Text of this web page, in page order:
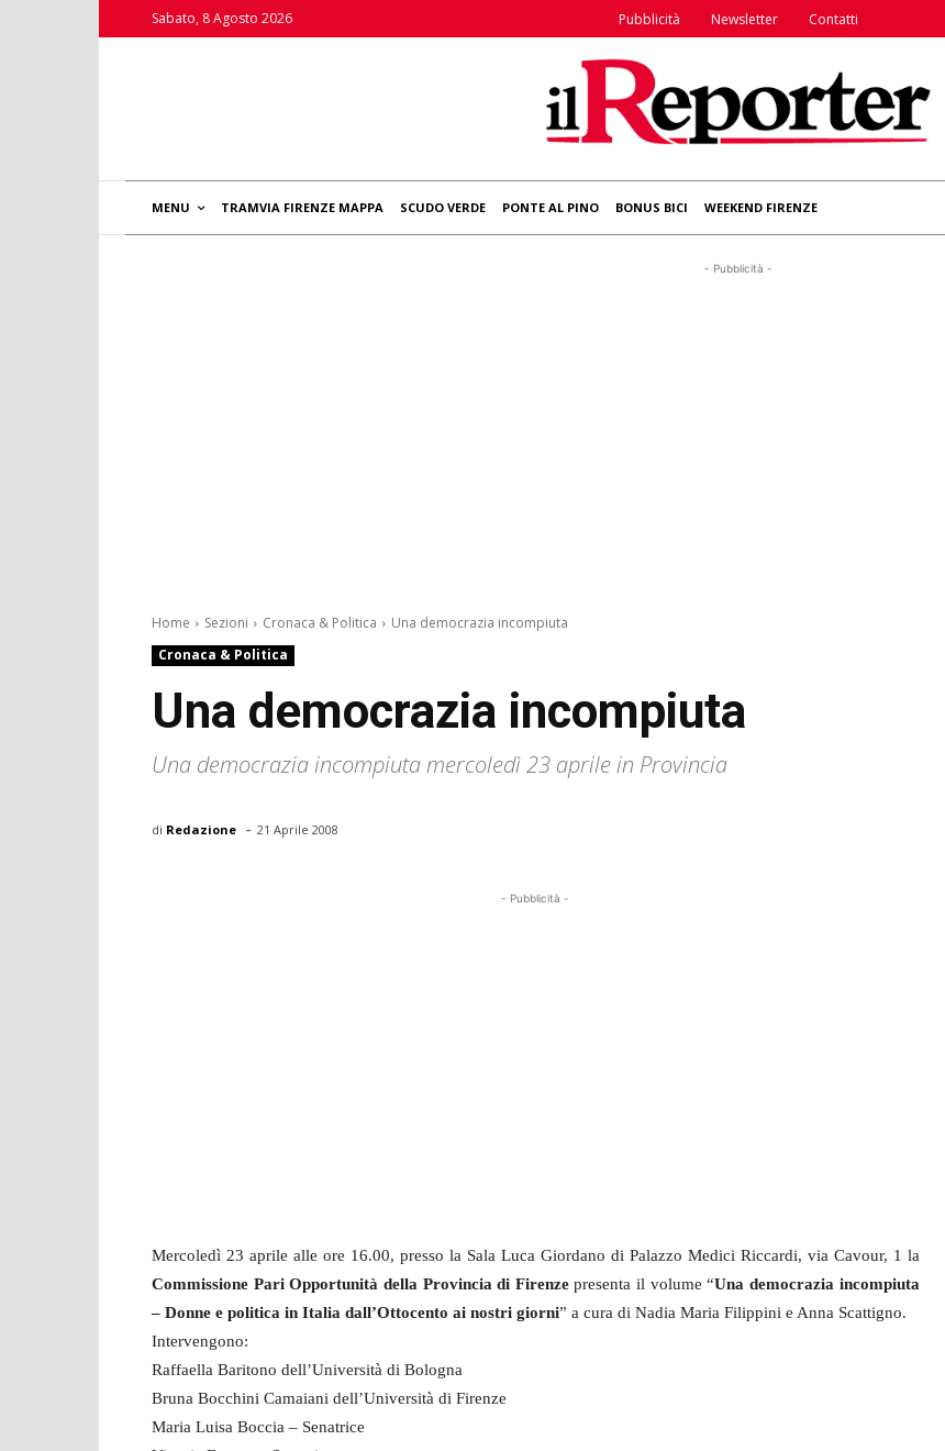
Sabato, 8 Agosto 2026 Pubblicità Newsletter Contatti
MENU TRAMVIA FIRENZE MAPPA SCUDO VERDE PONTE AL PINO BONUS BICI WEEKEND FIRENZE
- Pubblicità -
Home Sezioni Cronaca & Politica
Una democrazia incompiuta
Cronaca & Politica
Una democrazia incompiuta
Una democrazia incompiuta mercoledì 23 aprile in Provincia
di Redazione - 21 Aprile 2008
- Pubblicità -
Mercoledì 23 aprile alle ore 16.00, presso la Sala Luca Giordano di Palazzo Medici Riccardi, via Cavour, 1 la
Commissione Pari Opportunità della Provincia di Firenzepresenta il volume “Una democrazia incompiuta
– Donne e politica in Italia dall’Ottocento ai nostri giorni” a cura di Nadia Maria Filippini e Anna Scattigno.
Intervengono:
Raffaella Baritono dell’Università di Bologna
Bruna Bocchini Camaiani dell’Università di Firenze
Maria Luisa Boccia – Senatrice